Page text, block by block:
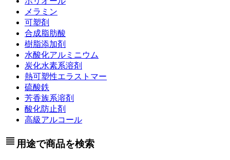
メラミン
可塑剤
合成脂肪酸
樹脂添加剤
水酸化アルミニウム
炭化水素系溶剤
熱可塑性エラストマー
硫酸鉄
芳香族系溶剤
酸化防止剤
高級アルコール
view_headline 用途で商品を検索